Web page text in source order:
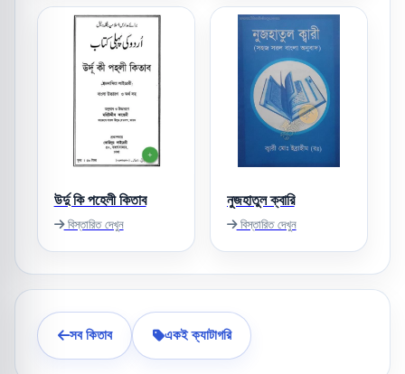
উর্দু কি পহেলী কিতাব
বিস্তারিত দেখুন
নুজহাতুল ক্বারি
বিস্তারিত দেখুন
সব কিতাব একই ক্যাটাগরি